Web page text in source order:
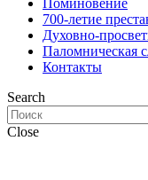
Поминовение
700-летие
Духовно-
Паломническая
Контакты
Search
Close